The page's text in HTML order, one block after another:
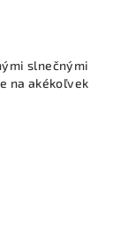
slnečnými
na akékoľvek